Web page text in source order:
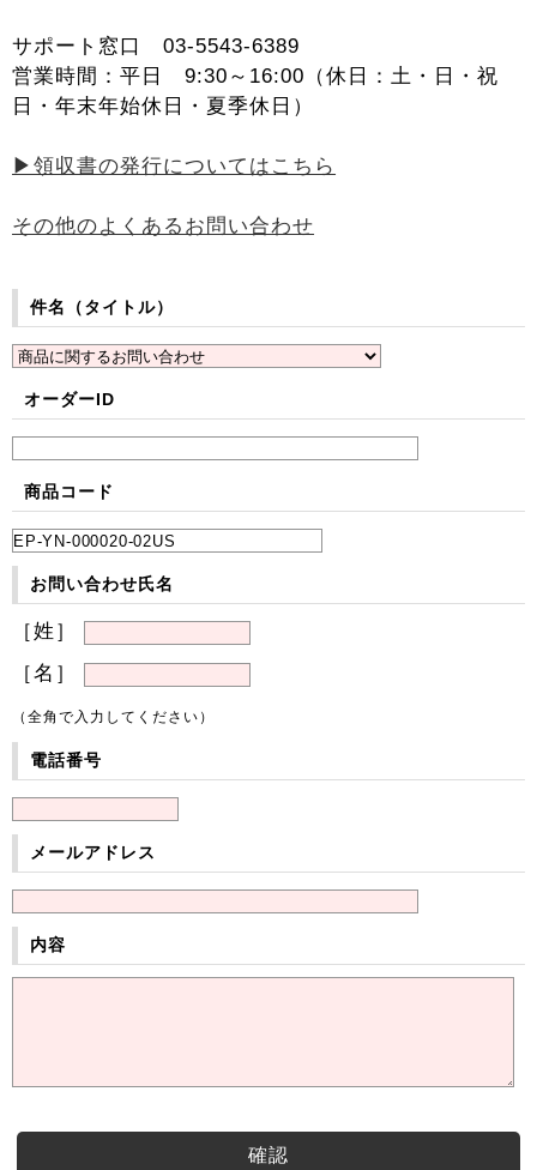
サポート窓口 03-5543-6389
営業時間：平日 9:30～16:00（休日：土・日・祝
日・年末年始休日・夏季休日）
▶領収書の発行についてはこちら
その他のよくあるお問い合わせ
件名（タイトル）
オーダーID
商品コード
お問い合わせ氏名
［姓］
［名］
（全角で入力してください）
電話番号
メールアドレス
内容